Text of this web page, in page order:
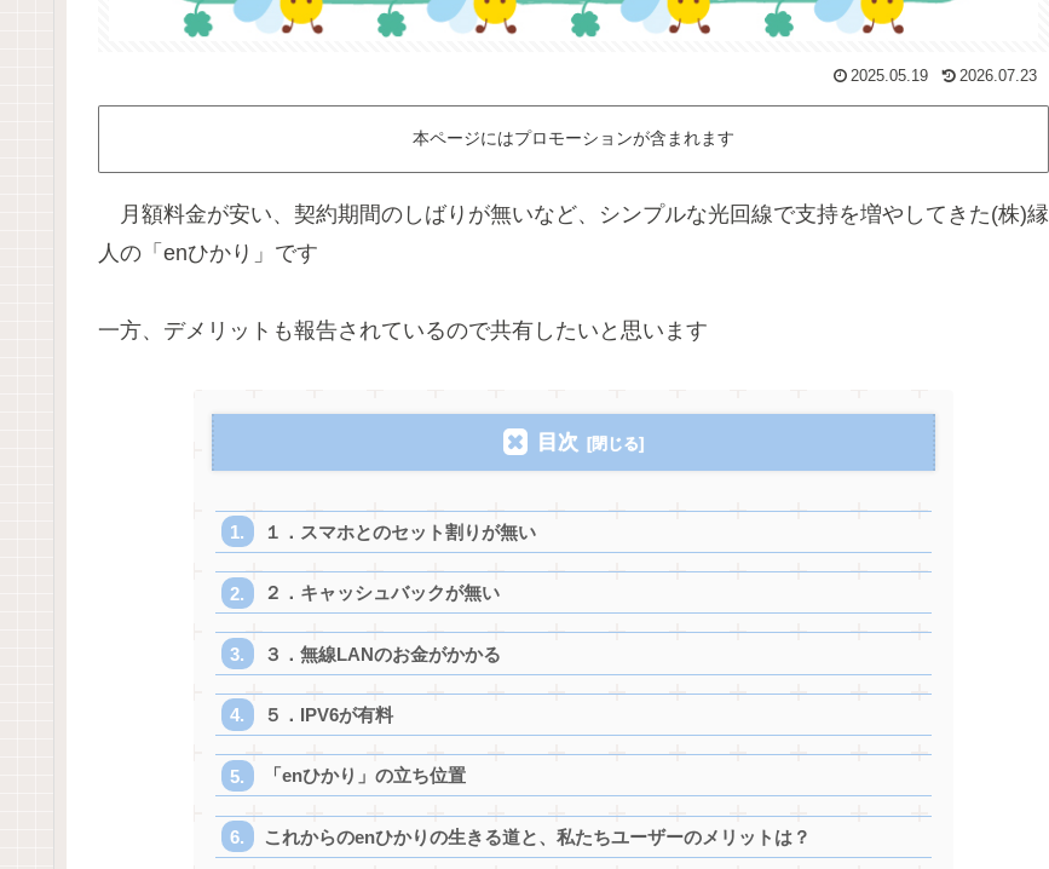
2025.05.19 2026.07.23
本ページにはプロモーションが含まれます
月額料金が安い、契約期間のしばりが無いなど、シンプルな光回線で支持を増やしてきた(株)縁
人の「enひかり」です
一方、デメリットも報告されているので共有したいと思います
目次
１．スマホとのセット割りが無い
２．キャッシュバックが無い
３．無線LANのお金がかかる
５．IPV6が有料
「enひかり」の立ち位置
これからのenひかりの生きる道と、私たちユーザーのメリットは？